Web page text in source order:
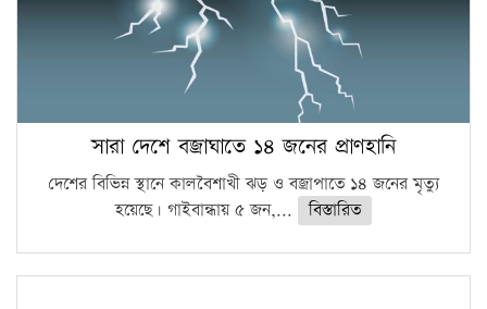
সারা দেশে বজ্রাঘাতে ১৪ জনের প্রাণহানি
দেশের বিভিন্ন স্থানে কালবৈশাখী ঝড় ও বজ্রাপাতে ১৪ জনের মৃত্যু
হয়েছে। গাইবান্ধায় ৫ জন,...
বিস্তারিত